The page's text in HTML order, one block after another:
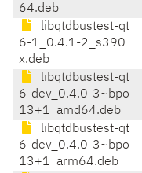
64.deb
libqtdbustest-qt
6-1_0.4.1-2_s390
x.deb
libqtdbustest-qt
6-dev_0.4.0-3~bpo
13+1_amd64.deb
libqtdbustest-qt
6-dev_0.4.0-3~bpo
13+1_arm64.deb